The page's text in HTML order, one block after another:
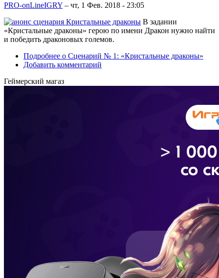
PRO-onLineIGRY – чт, 1 Фев. 2018 - 23:05
В задании
«Кристальные драконы» герою по имени Дракон нужно найти
и победить драконовых големов.
Подробнее о Сценарий № 1: «Кристальные драконы»
Добавить комментарий
Геймерский магаз